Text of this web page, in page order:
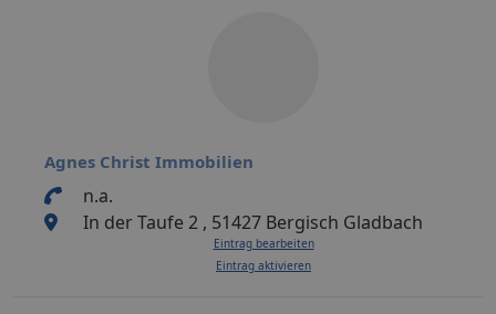
Agnes Christ Immobilien
n.a.
In der Taufe 2 , 51427 Bergisch Gladbach
Eintrag bearbeiten
Eintrag aktivieren